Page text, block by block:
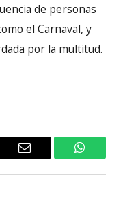
de personas
el Carnaval, y
por la multitud.
Email